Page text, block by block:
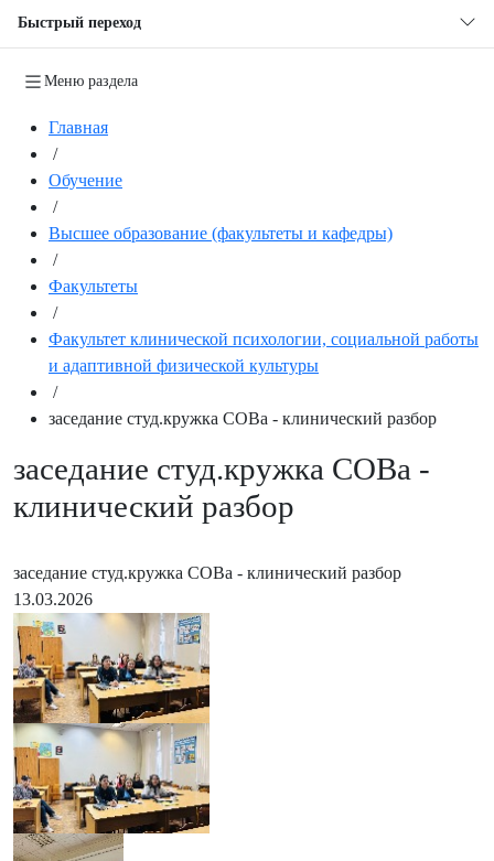
Быстрый переход
Меню раздела
Главная
/
Обучение
/
Высшее образование (факультеты и кафедры)
/
Факультеты
/
Факультет клинической психологии, социальной работы
и адаптивной физической культуры
/
заседание студ.кружка СОВа - клинический разбор
заседание студ.кружка СОВа -
клинический разбор
заседание студ.кружка СОВа - клинический разбор
13.03.2026